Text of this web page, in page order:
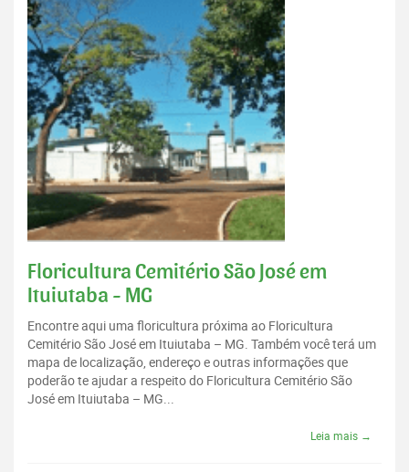
Floricultura Cemitério São José em
Ituiutaba - MG
Encontre aqui uma floricultura próxima ao Floricultura
Cemitério São José em Ituiutaba – MG. Também você terá um
mapa de localização, endereço e outras informações que
poderão te ajudar a respeito do Floricultura Cemitério São
José em Ituiutaba – MG...
Leia mais →